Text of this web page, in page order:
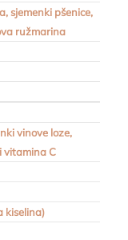
sjemenki pšenice,
ružmarina
vinove loze,
vitamina C
kiselina)